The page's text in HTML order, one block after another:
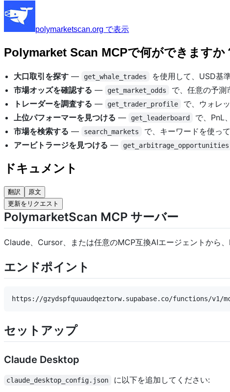
polymarketscan.org で表示
Polymarket Scan MCPで何ができますか
大口取引を探す — get_whale_trades
を使用して、USD基
市場オッズを確認する — get_market_odds
で、任意の予測
トレーダーを調査する — get_trader_profile
で、ウォレ
上位パフォーマーを見つける — get_leaderboard
で、PnL
市場を検索する — search_markets
で、キーワードを使っ
アービトラージを見つける — get_arbitrage_opportunities
ドキュメント
翻訳
原文
更新をリクエスト
PolymarketScan MCP サーバー
Claude、Cursor、または任意のMCP互換AIエージェントから
エンドポイント
セットアップ
Claude Desktop
claude_desktop_config.json に以下を追加してください: